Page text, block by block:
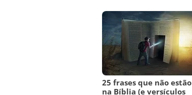
25 frases que não estão
na Bíblia (e versículos